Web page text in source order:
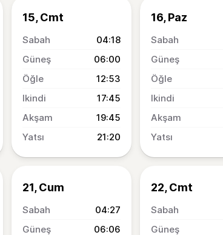
15, Cmt
04:18
06:00
12:53
17:45
19:45
21:20
16, Paz
21, Cum
04:27
06:06
22, Cmt